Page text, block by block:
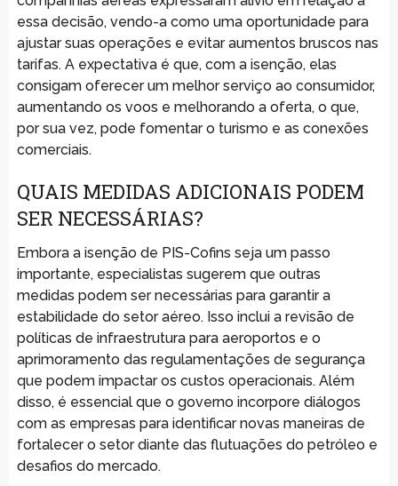
essa decisão, vendo-a como uma oportunidade para
ajustar suas operações e evitar aumentos bruscos nas
tarifas. A expectativa é que, com a isenção, elas
consigam oferecer um melhor serviço ao consumidor,
aumentando os voos e melhorando a oferta, o que,
por sua vez, pode fomentar o turismo e as conexões
comerciais.
QUAIS MEDIDAS ADICIONAIS PODEM
SER NECESSÁRIAS?
Embora a isenção de PIS-Cofins seja um passo
importante, especialistas sugerem que outras
medidas podem ser necessárias para garantir a
estabilidade do setor aéreo. Isso inclui a revisão de
políticas de infraestrutura para aeroportos e o
aprimoramento das regulamentações de segurança
que podem impactar os custos operacionais. Além
disso, é essencial que o governo incorpore diálogos
com as empresas para identificar novas maneiras de
fortalecer o setor diante das flutuações do petróleo e
desafios do mercado.